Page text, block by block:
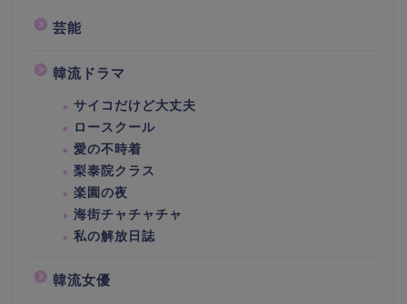
芸能
韓流ドラマ
サイコだけど大丈夫
ロースクール
愛の不時着
梨泰院クラス
楽園の夜
海街チャチャチャ
私の解放日誌
韓流女優